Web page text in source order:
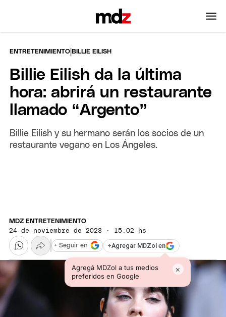
ENTRETENIMIENTO |BILLIE EILISH
Billie Eilish da la última
hora: abrirá un restaurante
llamado “Argento”
Billie Eilish y su hermano serán los socios de un
restaurante vegano en Los Ángeles.
MDZ ENTRETENIMIENTO
24 de noviembre de 2023 · 15:02 hs
+Agregar MDZol en
Agregá MDZol a tus medios
preferidos en Google
×
+ Seguir en